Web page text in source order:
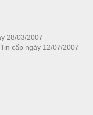
28/03/2007
cấp ngày 12/07/2007